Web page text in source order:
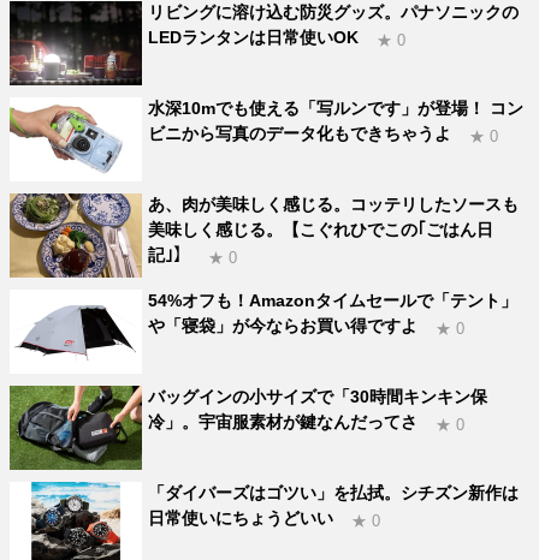
リビングに溶け込む防災グッズ。パナソニックの
LEDランタンは日常使いOK
★ 0
水深10mでも使える「写ルンです」が登場！ コン
ビニから写真のデータ化もできちゃうよ
★ 0
あ、肉が美味しく感じる。コッテリしたソースも
美味しく感じる。【こぐれひでこの｢ごはん日
記｣】
★ 0
54%オフも！Amazonタイムセールで「テント」
や「寝袋」が今ならお買い得ですよ
★ 0
バッグインの小サイズで「30時間キンキン保
冷」。宇宙服素材が鍵なんだってさ
★ 0
「ダイバーズはゴツい」を払拭。シチズン新作は
日常使いにちょうどいい
★ 0